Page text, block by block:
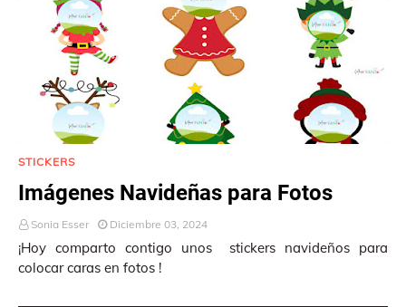
STICKERS
Imágenes Navideñas para Fotos
Sonia Esser Diciembre 03, 2024
¡Hoy comparto contigo unos stickers navideños para
colocar caras en fotos !